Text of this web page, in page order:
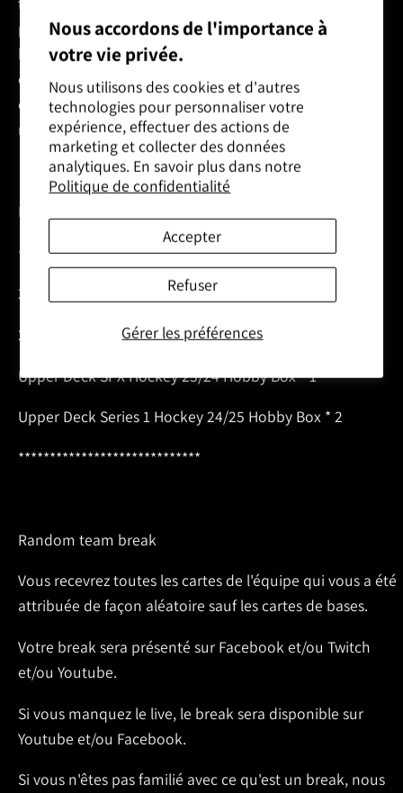
Nous accordons de l'importance à
votre vie privée.
Nous utilisons des cookies et d'autres
technologies pour personnaliser votre
expérience, effectuer des actions de
marketing et collecter des données
analytiques. En savoir plus dans notre
Politique de confidentialité
Gérer les préférences
Accepter
Refuser
préaffranchie, postez cette enveloppe et le reçu à la
boutique (l'enveloppe préaffranchie servira à vous
envoyez
le paquet). Les spots ne peuvent être jumelés
ensemble et vous avez au maximum 1 semaine pour
réclamer (La date d'envoie) le paquet.
DÉTAIL DU BREAK PRINCIPAL
*****************************
2023-24 Upper Deck Clear Cut Hockey Hobby Box * 2
25 Gold Rush Hockey Jersey Series 1 * 1
Upper Deck SPX Hockey 23/24 Hobby Box * 1
Upper Deck Series 1 Hockey 24/25 Hobby Box * 2
*****************************
Random team break
Vous recevrez toutes les cartes de l'équipe qui vous a été
attribuée de façon aléatoire sauf les cartes de bases.
Votre break sera présenté sur Facebook et/ou Twitch
et/ou Youtube.
Si vous manquez le live, le break sera disponible sur
Youtube et/ou Facebook.
Si vous n'êtes pas familié avec ce qu'est un break, nous